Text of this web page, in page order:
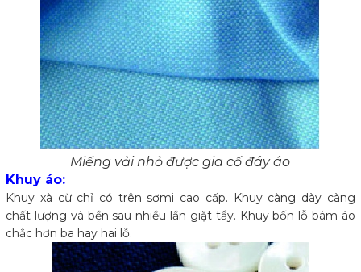
Miếng vải nhỏ được gia cố đáy áo
Khuy áo:
Khuy xà cừ chỉ có trên sơmi cao cấp. Khuy càng dày càng
chất lượng và bền sau nhiều lần giặt tẩy. Khuy bốn lỗ bám áo
chắc hơn ba hay hai lỗ.